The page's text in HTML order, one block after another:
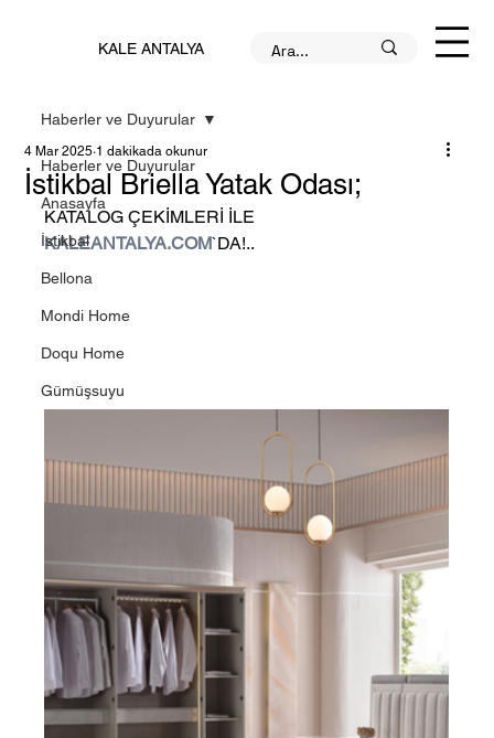
KALE ANTALYA
Haberler ve Duyurular
Anasayfa
İstikbal
Bellona
Mondi Home
Doqu Home
Gümüşsuyu
Haberler ve Duyurular
İstikbal Briella Yatak Odası;
4 Mar 2025 1 dakikada okunur
KATALOG ÇEKİMLERİ İLE
KALEANTALYA.COM`DA!..